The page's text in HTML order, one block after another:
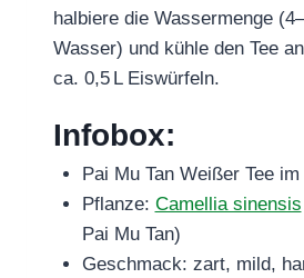
halbiere die Wassermenge
Wasser) und kühle den Tee
ca. 0,5 L Eiswürfeln.
Infobox:
Pai Mu Tan Weißer Tee
Pflanze: Camellia sinensis
Pai Mu Tan)
Geschmack: zart, mild,